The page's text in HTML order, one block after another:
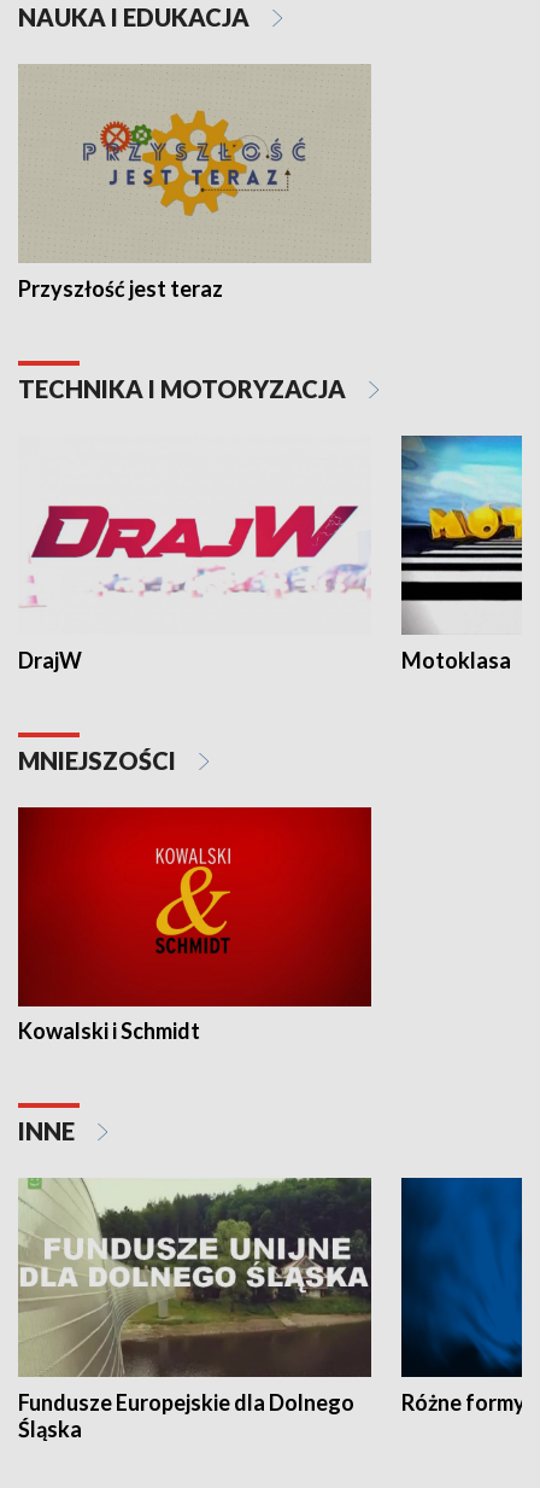
NAUKA I EDUKACJA
Przyszłość jest teraz
TECHNIKA I MOTORYZACJA
DrajW Motoklasa
MNIEJSZOŚCI
Kowalski i Schmidt
INNE
Fundusze Europejskie dla Dolnego
Śląska
Różne formy